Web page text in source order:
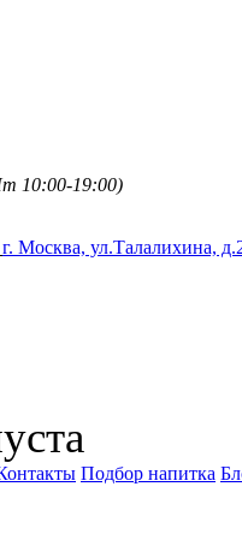
10:00-19:00)
г. Москва, ул.Талалихина,
Подбор напитка